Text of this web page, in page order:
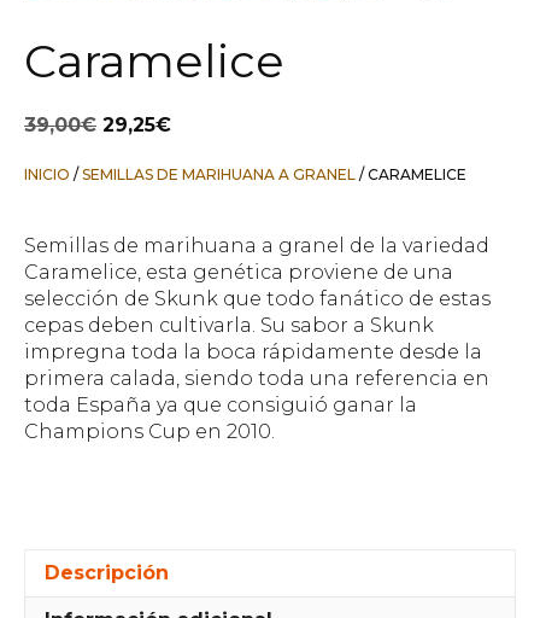
Caramelice
39,00€
precio
original
29,25€
precio
actual
INICIO / SEMILLAS DE MARIHUANA A GRANEL / CARAMELICE
Semillas de marihuana a granel de la variedad
Caramelice, esta genética proviene de una
selección de Skunk que todo fanático de estas
cepas deben cultivarla. Su sabor a Skunk
impregna toda la boca rápidamente desde la
primera calada, siendo toda una referencia en
toda España ya que consiguió ganar la
Champions Cup en 2010.
Descripción